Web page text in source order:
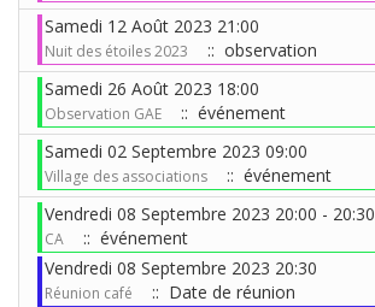
Samedi 12 Août 2023 21:00
Nuit des étoiles 2023
:: observation
Samedi 26 Août 2023 18:00
Observation GAE
:: événement
Samedi 02 Septembre 2023 09:00
Village des associations
:: événement
Vendredi 08 Septembre 2023 20:00 - 20:30
CA
:: événement
Vendredi 08 Septembre 2023 20:30
Réunion café
:: Date de réunion